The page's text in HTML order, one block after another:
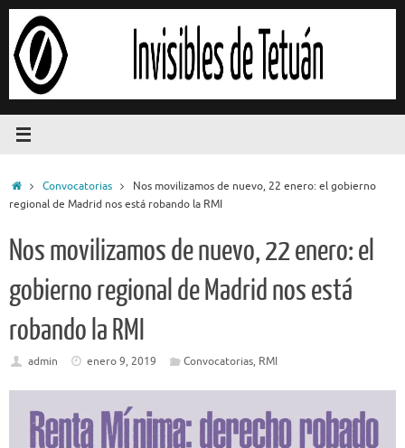
Saltar
contenido
InicioConvocatorias
Nos movilizamos de nuevo, 22 enero: el gobierno
regional de Madrid nos está robando la RMI
Nos movilizamos de nuevo, 22 enero: el
gobierno regional de Madrid nos está
robando la RMI
admin enero 9, 2019 Convocatorias, RMI